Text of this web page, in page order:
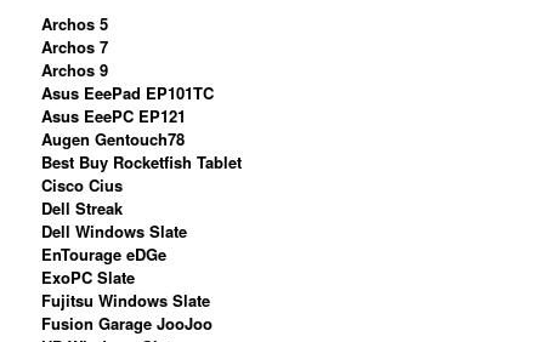
Archos 5
Archos 7
Archos 9
Asus EeePad EP101TC
Asus EeePC EP121
Augen Gentouch78
Best Buy Rocketfish Tablet
Cisco Cius
Dell Streak
Dell Windows Slate
EnTourage eDGe
ExoPC Slate
Fujitsu Windows Slate
Fusion Garage JooJoo